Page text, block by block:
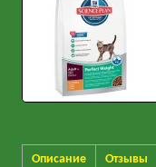
Описание Отзывы